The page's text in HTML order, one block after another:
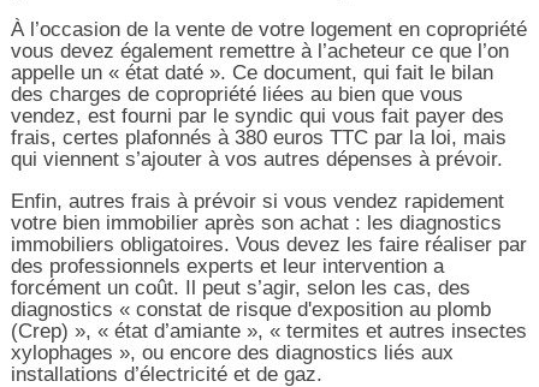
À l’occasion de la vente de votre logement en copropriété
vous devez également remettre à l’acheteur ce que l’on
appelle un « état daté ». Ce document, qui fait le bilan
des charges de copropriété liées au bien que vous
vendez, est fourni par le syndic qui vous fait payer des
frais, certes plafonnés à 380 euros TTC par la loi, mais
qui viennent s’ajouter à vos autres dépenses à prévoir.
Enfin, autres frais à prévoir si vous vendez rapidement
votre bien immobilier après son achat : les diagnostics
immobiliers obligatoires. Vous devez les faire réaliser par
des professionnels experts et leur intervention a
forcément un coût. Il peut s’agir, selon les cas, des
diagnostics « constat de risque d'exposition au plomb
(Crep) », « état d’amiante », « termites et autres insectes
xylophages », ou encore des diagnostics liés aux
installations d’électricité et de gaz.